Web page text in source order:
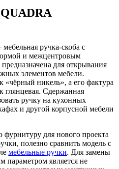
ручка-скоба с
и межцентровым
для открывания
элементов мебели.
«чёрный никель», а его фактура
глянцевая. Сдержанная
ручку на кухонных
и другой корпусной мебели
для нового проекта
полезно сравнить модель с
мебельные ручки. Для замены
параметром является не